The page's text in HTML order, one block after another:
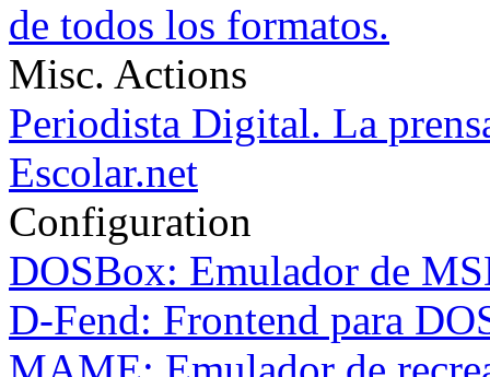
de todos los formatos.
Misc. Actions
Periodista Digital. La
Escolar.net
Configuration
DOSBox: Emulador de
D-Fend: Frontend para